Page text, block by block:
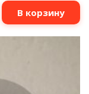
В корзину